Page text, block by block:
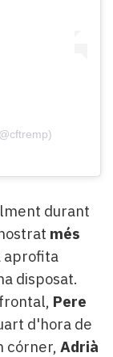
durant
més
aprofita
disposat.
Pere
d'hora de
córner, Adrià